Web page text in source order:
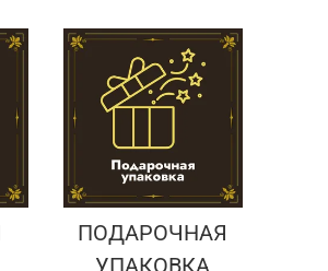
ПОДАРОЧНАЯ